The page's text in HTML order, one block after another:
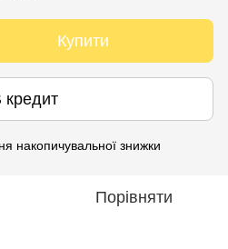
Купити
кредит
накопичувальної знижки
Порівняти